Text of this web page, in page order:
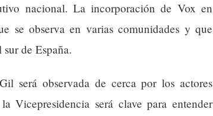
nacional. La incorporación de Vox en
se observa en varias comunidades y que
de España.
será observada de cerca por los actores
Vicepresidencia será clave para entender